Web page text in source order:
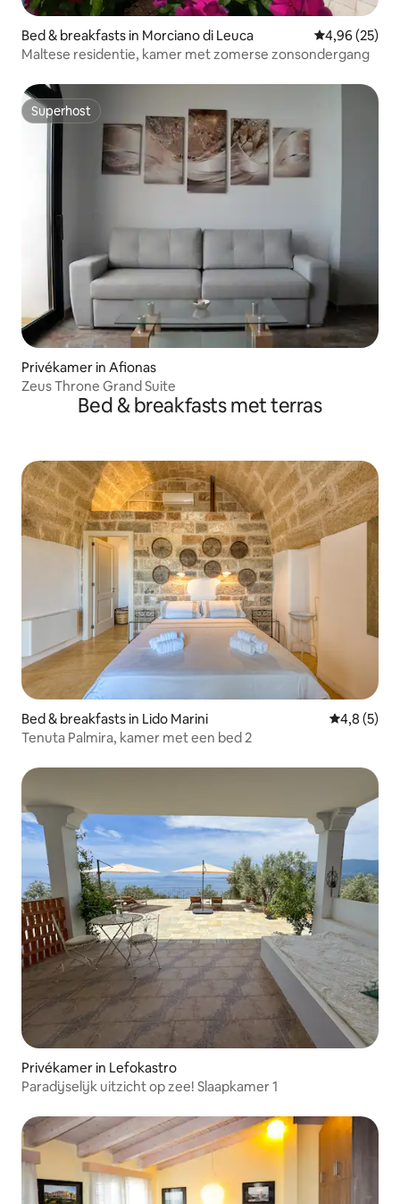
Bed & breakfasts in Morciano di Leuca Gemiddelde
4,96 (25)
Maltese residentie, kamer met zomerse zonsondergang
Superhost
Superhost
Privékamer in Afionas
Zeus Throne Grand Suite
Bed & breakfasts met terras
Bed & breakfasts in Lido Marini
4,8 (5)
Tenuta Palmira, kamer met een bed 2
Privékamer in Lefokastro
Paradijselijk uitzicht op zee! Slaapkamer 1